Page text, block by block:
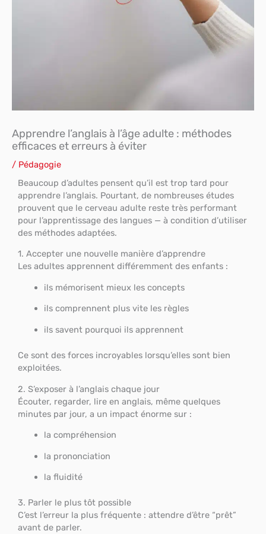
Apprendre l’anglais à l’âge adulte : méthodes
efficaces et erreurs à éviter
/ Pédagogie
Beaucoup d’adultes pensent qu’il est trop tard pour
apprendre l’anglais. Pourtant, de nombreuses études
prouvent que le cerveau adulte reste très performant
pour l’apprentissage des langues — à condition d’utiliser
des méthodes adaptées.
1. Accepter une nouvelle manière d’apprendre
Les adultes apprennent différemment des enfants :
ils mémorisent mieux les concepts
ils comprennent plus vite les règles
ils savent pourquoi ils apprennent
Ce sont des forces incroyables lorsqu’elles sont bien
exploitées.
2. S’exposer à l’anglais chaque jour
Écouter, regarder, lire en anglais, même quelques
minutes par jour, a un impact énorme sur :
la compréhension
la prononciation
la fluidité
3. Parler le plus tôt possible
C’est l’erreur la plus fréquente : attendre d’être “prêt”
avant de parler.